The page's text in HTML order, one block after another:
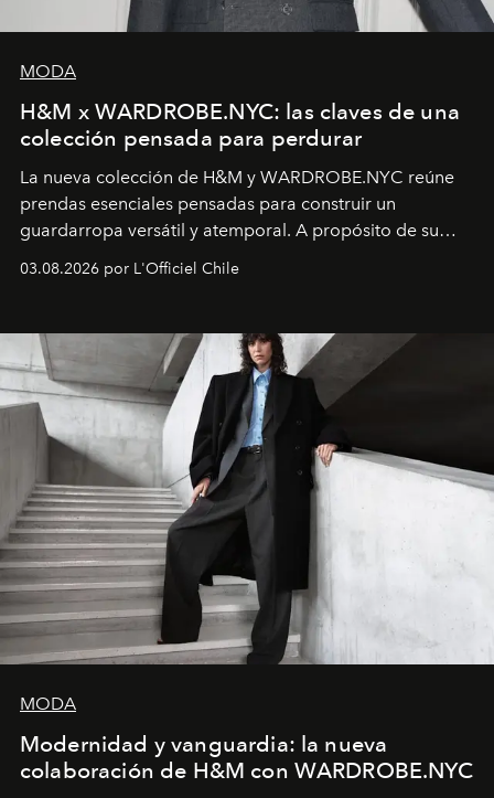
MODA
H&M x WARDROBE.NYC: las claves de una
colección pensada para perdurar
La nueva colección de H&M y WARDROBE.NYC reúne
prendas esenciales pensadas para construir un
guardarropa versátil y atemporal. A propósito de su
lanzamiento, los fundadores de la firma neoyorquina y
la asesora creativa y jefa de diseño global de la marca
y la filosofía detrás de la propuesta.
03.08.2026 por L'Officiel Chile
MODA
Modernidad y vanguardia: la nueva
colaboración de H&M con WARDROBE.NYC